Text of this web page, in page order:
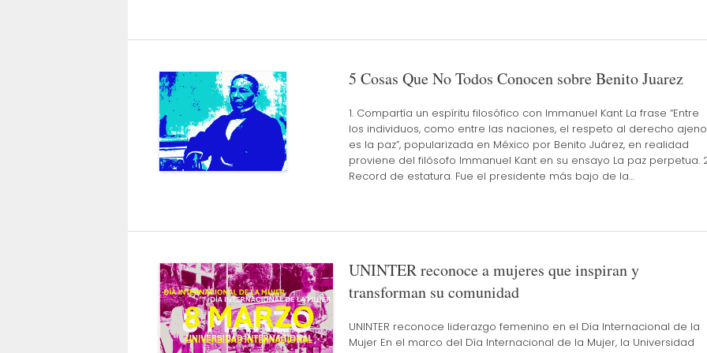
5 Cosas Que No Todos Conocen sobre Benito Juarez
1. Compartía un espíritu filosófico con Immanuel Kant La frase “Entre
los individuos, como entre las naciones, el respeto al derecho ajeno
es la paz”, popularizada en México por Benito Juárez, en realidad
proviene del filósofo Immanuel Kant en su ensayo La paz perpetua.
Record de estatura. Fue el presidente más bajo de la…
UNINTER reconoce a mujeres que inspiran y
transforman su comunidad
UNINTER reconoce liderazgo femenino en el Día Internacional de la
Mujer En el marco del Día Internacional de la Mujer, la Universidad